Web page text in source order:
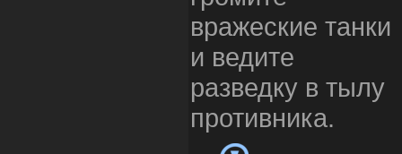
вражеские танки
и ведите
разведку в тылу
противника.